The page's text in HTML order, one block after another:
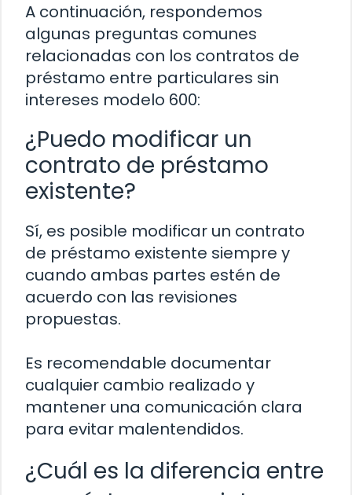
A continuación, respondemos
algunas preguntas comunes
relacionadas con los contratos de
préstamo entre particulares sin
intereses modelo 600:
¿Puedo modificar un
contrato de préstamo
existente?
Sí, es posible modificar un contrato
de préstamo existente siempre y
cuando ambas partes estén de
acuerdo con las revisiones
propuestas.
Es recomendable documentar
cualquier cambio realizado y
mantener una comunicación clara
para evitar malentendidos.
¿Cuál es la diferencia entre